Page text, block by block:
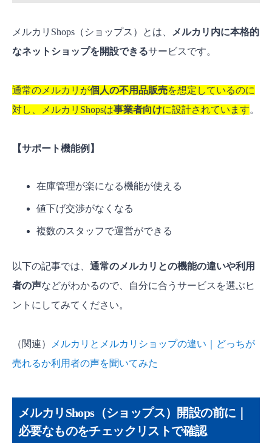
ステップ1：基本情報を入力する
ステップ2：事業者情報を入力する
せ」はいつ来る？
開設できない？メルカリShops（ショップス）
の審査に通らない理由と再申請の対策
メルカリショップは個人でも開設できます
か？
開業届は必要ですか？
を始めよう！
メルカリShops（ショップス）とは、
メルカリ内に本格的
なネットショップを開設できるサービスです。
通常のメルカリが個人の不用品販売を想定しているのに
対し、メルカリShopsは事業者向けに設計されています。
【サポート機能例】
在庫管理が楽になる機能が使える
値下げ交渉がなくなる
複数のスタッフで運営ができる
以下の記事では、 通常のメルカリとの機能の違いや利用
者の声などがわかるので、自分に合うサービスを選ぶヒ
ントにしてみてください。
（関連）
メルカリとメルカリショップの違い｜どっちが
売れるか利用者の声を聞いてみた
メルカリShops（ショップス）開設の前に｜
必要なものをチェックリストで確認